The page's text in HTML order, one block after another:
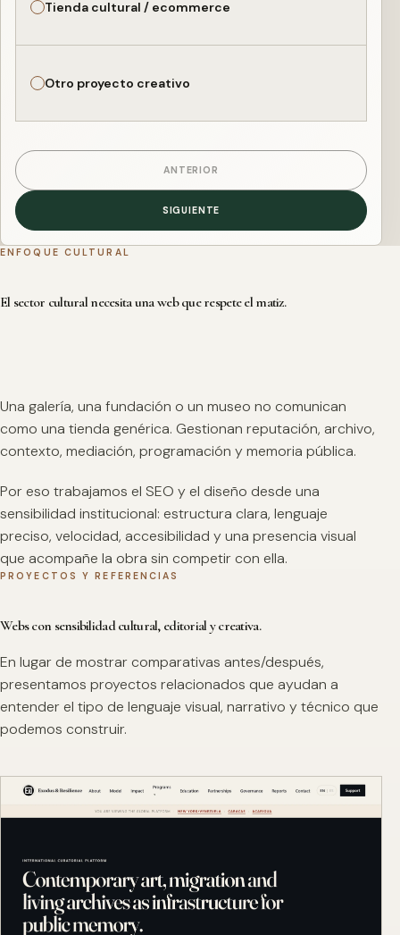
Tienda cultural / ecommerce
Otro proyecto creativo
ANTERIOR
SIGUIENTE
ENFOQUE CULTURAL
El sector cultural necesita una web que respete el matiz.
Una galería, una fundación o un museo no comunican
como una tienda genérica. Gestionan reputación, archivo,
contexto, mediación, programación y memoria pública.
Por eso trabajamos el SEO y el diseño desde una
sensibilidad institucional: estructura clara, lenguaje
preciso, velocidad, accesibilidad y una presencia visual
que acompañe la obra sin competir con ella.
PROYECTOS Y REFERENCIAS
Webs con sensibilidad cultural, editorial y creativa.
En lugar de mostrar comparativas antes/después,
presentamos proyectos relacionados que ayudan a
entender el tipo de lenguaje visual, narrativo y técnico que
podemos construir.